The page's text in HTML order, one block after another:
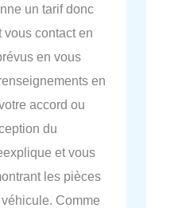
un tarif donc
vous contact en
en vous
en
accord ou
du
et vous
les pièces
Comme